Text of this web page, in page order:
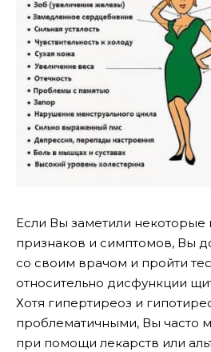
Если Вы заметили некоторые
признаков и симптомов, Вы
со своим врачом и пройти
относительно дисфункции
Хотя гипертиреоз и
проблематичными, Вы часто
при помощи лекарств или